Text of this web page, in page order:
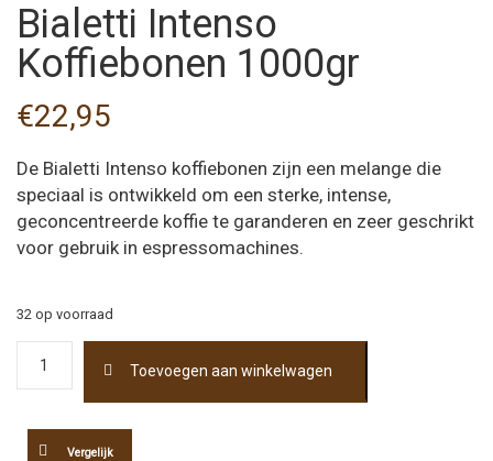
Bialetti Intenso
Koffiebonen 1000gr
€22,95
De Bialetti Intenso koffiebonen zijn een melange die
speciaal is ontwikkeld om een ​​sterke, intense,
geconcentreerde koffie te garanderen en zeer geschrikt
voor gebruik in espressomachines.
32 op voorraad
Intenso
Koffiebonen
Toevoegen aan winkelwagen
Vergelijk